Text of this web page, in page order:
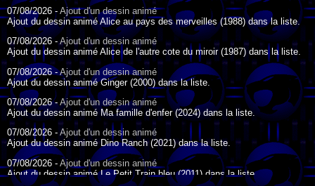
07/08/2026 - Ajout d'un dessin animé
Ajout du dessin animé Alice au pays des merveilles (1988) dans la liste.
07/08/2026 -Ajout d'un dessin animé
Ajout du dessin animé Alice de l'autre cote du miroir (1987) dans la liste.
07/08/2026 -Ajout d'un dessin animé
Ajout du dessin animé Ginger (2000) dans la liste.
07/08/2026 -Ajout d'un dessin animé
Ajout du dessin animé Ma famille d'enfer (2024) dans la liste.
07/08/2026 - Ajout d'un dessin animé
Ajout du dessin animé Dino Ranch (2021) dans la liste.
07/08/2026 - Ajout d'un dessin animé
Ajout du dessin animé Le Petit Train bleu (2011) dans la liste.